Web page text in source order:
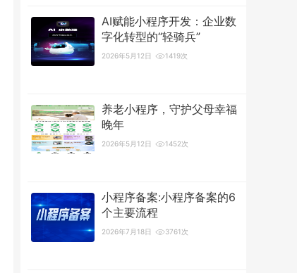
AI赋能小程序开发：企业数
字化转型的“轻骑兵”
2026年5月12日 1419次
养老小程序，守护父母幸福
晚年
2026年5月12日 1452次
小程序备案:小程序备案的6
个主要流程
2026年7月18日 3761次